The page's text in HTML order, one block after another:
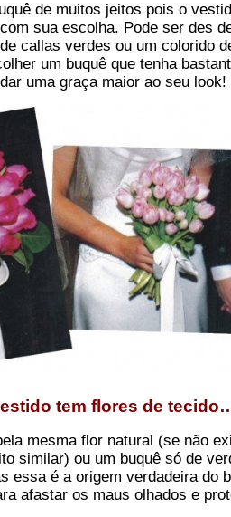
de muitos jeitos pois o
sua escolha. Pode ser des
callas verdes ou um colorido
um buquê que tenha
uma graça maior ao seu look!
tem flores de
mesma flor natural (se não
similar) ou um buquê só de
essa é a origem verdadeira do
afastar os maus olhados e